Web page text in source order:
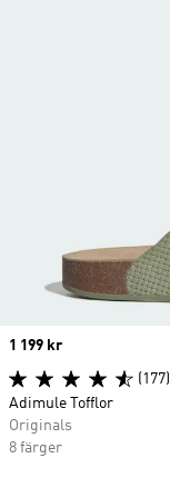
Price
1 199 kr
(177)
Adimule Tofflor
Originals
8 färger